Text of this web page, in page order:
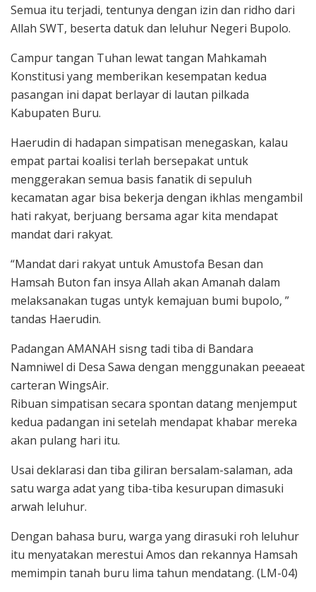
Semua itu terjadi, tentunya dengan izin dan ridho dari
Allah SWT, beserta datuk dan leluhur Negeri Bupolo.
Campur tangan Tuhan lewat tangan Mahkamah
Konstitusi yang memberikan kesempatan kedua
pasangan ini dapat berlayar di lautan pilkada
Kabupaten Buru.
Haerudin di hadapan simpatisan menegaskan, kalau
empat partai koalisi terlah bersepakat untuk
menggerakan semua basis fanatik di sepuluh
kecamatan agar bisa bekerja dengan ikhlas mengambil
hati rakyat, berjuang bersama agar kita mendapat
mandat dari rakyat.
“Mandat dari rakyat untuk Amustofa Besan dan
Hamsah Buton fan insya Allah akan Amanah dalam
melaksanakan tugas untyk kemajuan bumi bupolo, ”
tandas Haerudin.
Padangan AMANAH sisng tadi tiba di Bandara
Namniwel di Desa Sawa dengan menggunakan peeaeat
carteran WingsAir.
Ribuan simpatisan secara spontan datang menjemput
kedua padangan ini setelah mendapat khabar mereka
akan pulang hari itu.
Usai deklarasi dan tiba giliran bersalam-salaman, ada
satu warga adat yang tiba-tiba kesurupan dimasuki
arwah leluhur.
Dengan bahasa buru, warga yang dirasuki roh leluhur
itu menyatakan merestui Amos dan rekannya Hamsah
memimpin tanah buru lima tahun mendatang. (LM-04)